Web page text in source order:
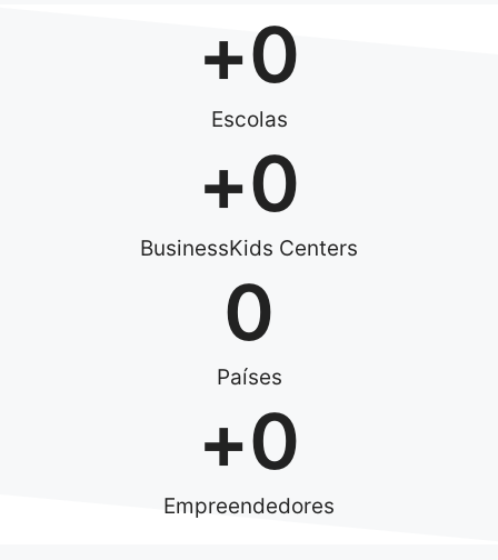
Escolas
+0
BusinessKids Centers
+0
Países
0
Empreendedores
+0